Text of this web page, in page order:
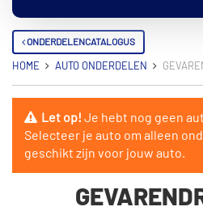
ONDERDELENCATALOGUS
HOME AUTO ONDERDELEN
Let op!Je hebt nog geen
Selecteer je auto om alleen
geschikt zijn voor jouw auto.